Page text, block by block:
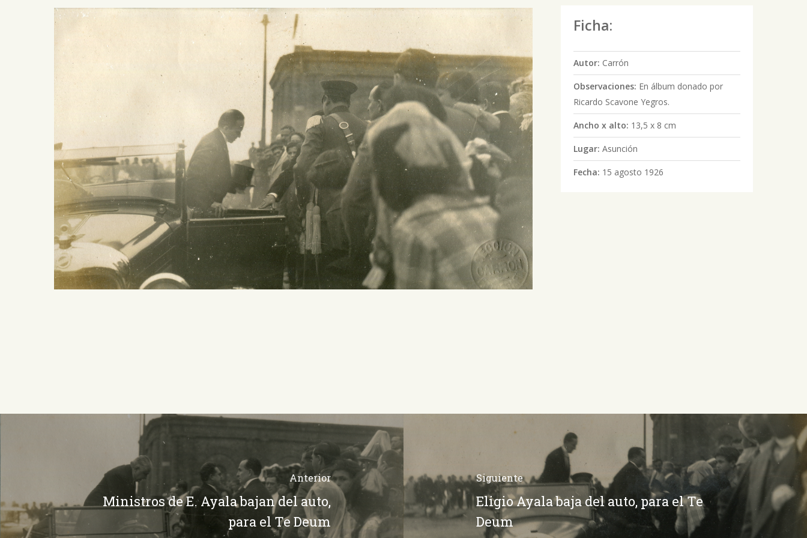
Ficha:
Autor: Carrón
Observaciones: En álbum donado por
Ricardo Scavone Yegros.
Ancho x alto: 13,5 x 8 cm
Lugar: Asunción
Fecha: 15 agosto 1926
Anterior
Ministros de E. Ayala bajan del auto,
para el Te Deum
Siguiente
Eligio Ayala baja del auto, para el Te
Deum